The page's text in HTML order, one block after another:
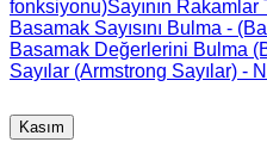
fonksiyonu)Sayının Rakamlar
Basamak Sayısını Bulma -
Basamak Değerlerini Bulma
Sayılar (Armstrong Sayılar) -
Kasım